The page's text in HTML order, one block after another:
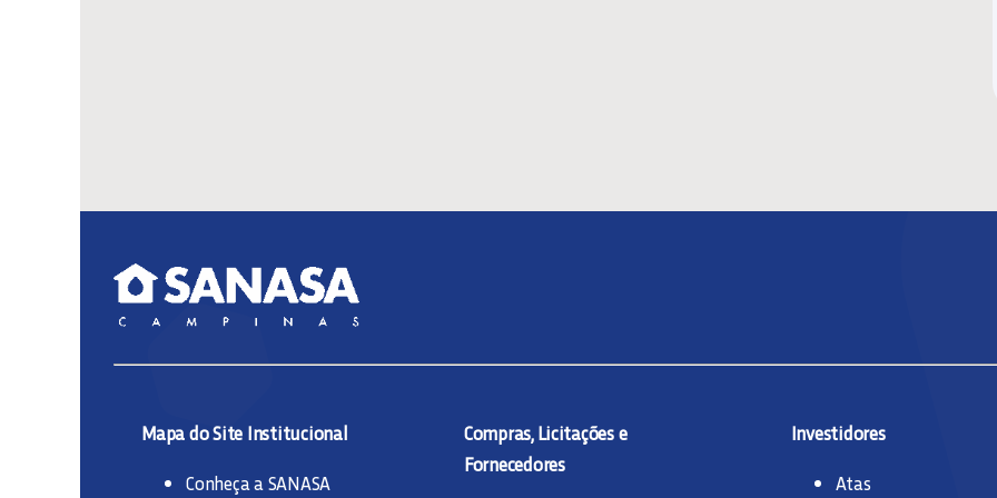
Mapa do Site Institucional
Conheça a SANASA
Compras, Licitações e
Fornecedores
Investidores
Atas